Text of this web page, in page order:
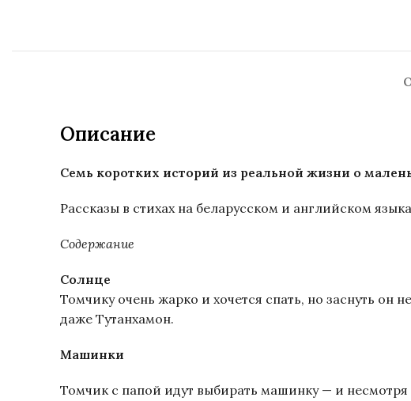
Описание
Семь коротких историй из реальной жизни о
Рассказы в стихах на беларусском и английском
Содержание
Солнце
Томчику очень жарко и хочется спать, но заснуть
даже Тутанхамон.
Машинки
Томчик с папой идут выбирать машинку — и